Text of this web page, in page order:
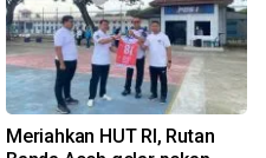
Meriahkan HUT RI, Rutan